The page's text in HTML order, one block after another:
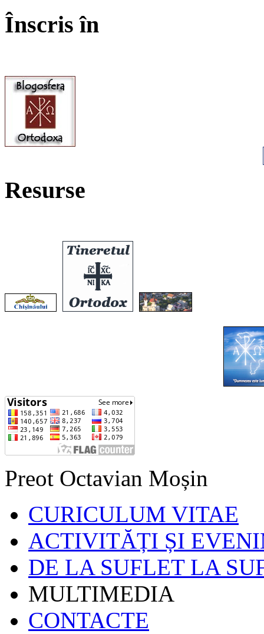
Înscris în
Resurse
Preot Octavian Moșin
CURICULUM VITAE
ACTIVITĂȚI ȘI
DE LA SUFLET LA
MULTIMEDIA
CONTACTE